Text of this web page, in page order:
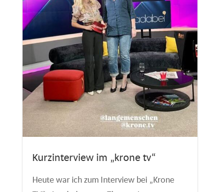
Kurzinterview im „krone tv“
Heute war ich zum Interview bei „Krone